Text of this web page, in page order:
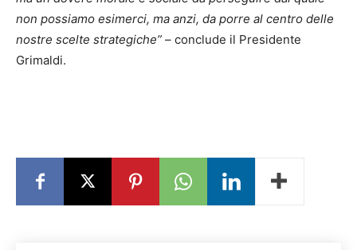
non possiamo esimerci, ma anzi, da porre al centro delle
nostre scelte strategiche” – conclude il Presidente
Grimaldi.